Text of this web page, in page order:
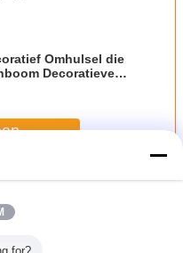
Omhulsel die
Decoratieve